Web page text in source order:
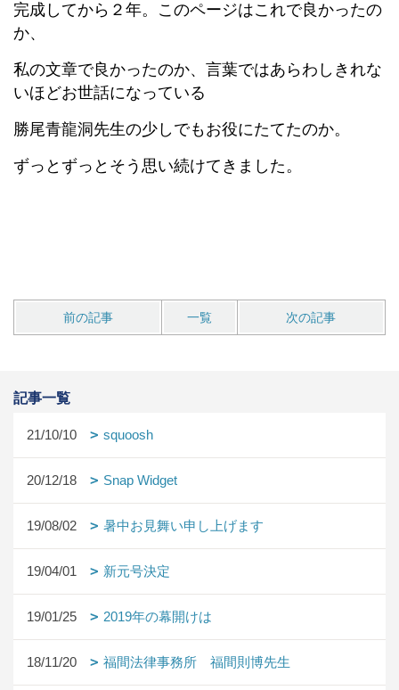
完成してから２年。このページはこれで良かったの
か、
私の文章で良かったのか、言葉ではあらわしきれな
いほどお世話になっている
勝尾青龍洞先生の少しでもお役にたてたのか。
ずっとずっとそう思い続けてきました。
前の記事 一覧 次の記事
記事一覧
21/10/10 squoosh
20/12/18 Snap Widget
19/08/02 暑中お見舞い申し上げます
19/04/01 新元号決定
19/01/25 2019年の幕開けは
18/11/20 福間法律事務所 福間則博先生